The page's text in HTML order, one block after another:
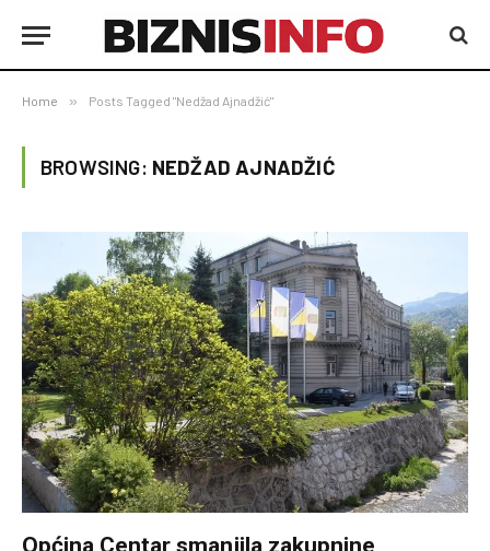
Home » Posts Tagged "Nedžad Ajnadžić"
BROWSING: NEDŽAD AJNADŽIĆ
Općina Centar smanjila zakupnine